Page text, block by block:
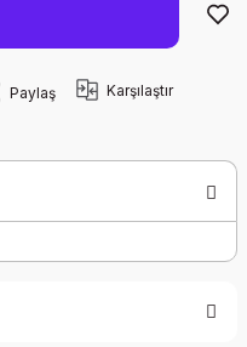
Paylaş Karşılaştır